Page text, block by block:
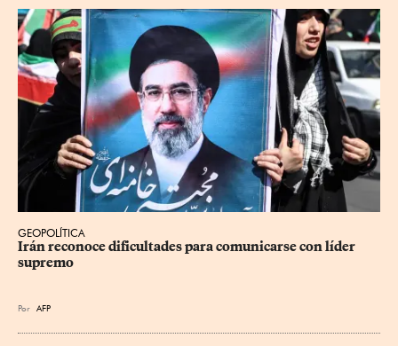
GEOPOLÍTICA
Irán reconoce dificultades para comunicarse con líder
supremo
Por AFP